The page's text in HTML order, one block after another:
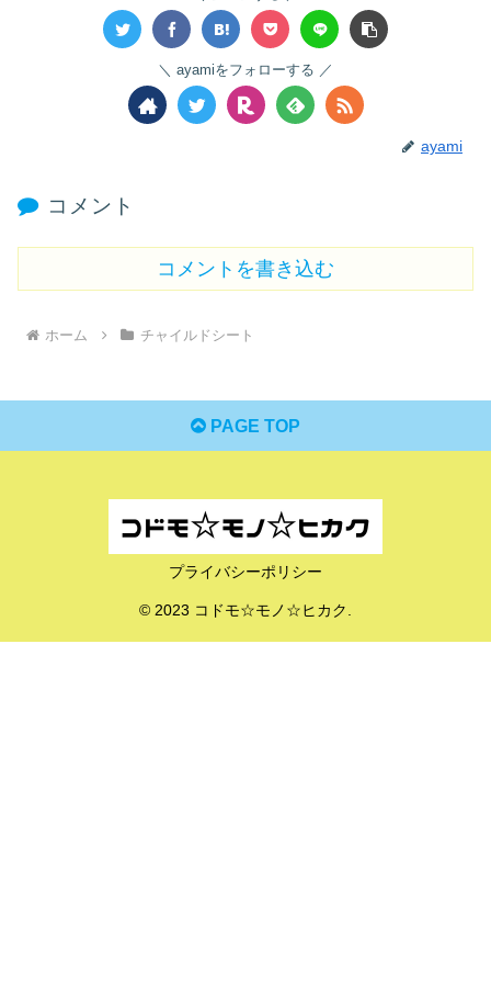
ayamiをフォローする
ayami
コメント
コメントを書き込む
ホーム チャイルドシート
PAGE TOP
プライバシーポリシー
© 2023 コドモ☆モノ☆ヒカク.